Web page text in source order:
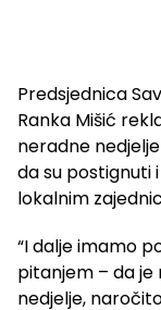
Predsjednica
Ranka Mišić
neradne
da su postignuti
lokalnim
“I dalje imamo
pitanjem – da
nedjelje,